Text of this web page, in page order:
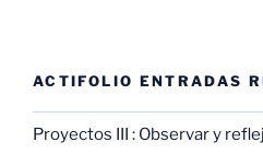
ACTIFOLIO ENTRADAS
Proyectos III : Observar y